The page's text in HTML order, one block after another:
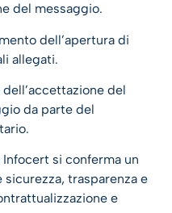
del messaggio.
dell’apertura di
allegati.
del
da parte del
si conferma un
trasparenza e
e